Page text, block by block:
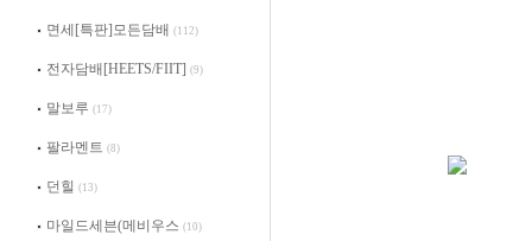
면세[특판]모든담배 (112)
전자담배[HEETS/FIIT] (9)
말보루 (17)
팔라멘트 (8)
던힐 (13)
마일드세븐(메비우스 (10)